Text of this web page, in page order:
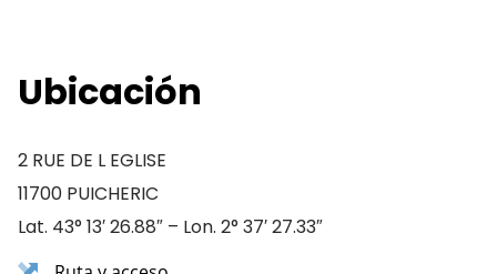
Ubicación
2 RUE DE L EGLISE
11700 PUICHERIC
Lat. 43° 13′ 26.88″ – Lon. 2° 37′ 27.33″